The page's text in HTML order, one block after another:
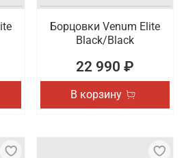
Борцовки Venum Elite
Black/Black
22 990 ₽
В корзину